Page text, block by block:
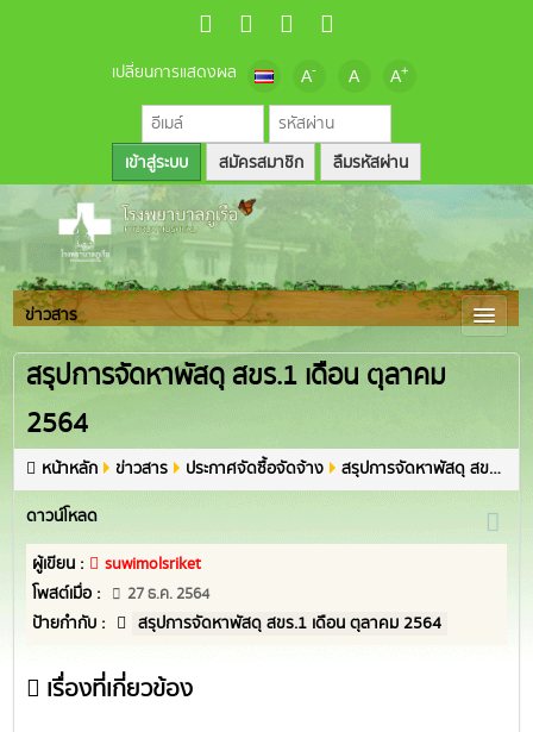
เปลี่ยนการแสดงผล A- A A+
สมัครสมาชิก ลืมรหัสผ่าน
ข่าวสาร
สรุปการจัดหาพัสดุ สขร.1 เดือน ตุลาคม
2564
หน้าหลัก ข่าวสาร ประกาศจัดซื้อจัดจ้าง
สรุปการจัดหาพัสดุ สขร.1 เดือน ตุลาคม 2564
ดาวน์โหลด
ผู้เขียน :
suwimolsriket
โพสต์เมื่อ :
27 ธ.ค. 2564
ป้ายกำกับ : สรุปการจัดหาพัสดุ สขร.1 เดือน ตุลาคม 2564
เรื่องที่เกี่ยวข้อง